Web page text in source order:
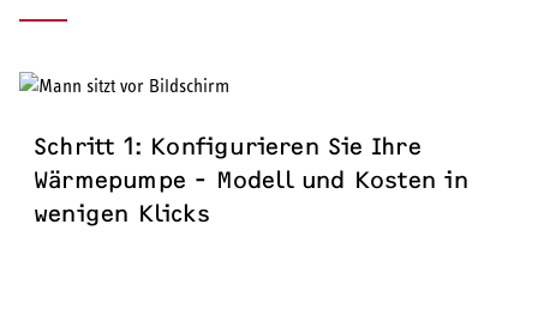
Schritt 1: Konfigurieren Sie Ihre
Wärmepumpe - Modell und Kosten in
wenigen Klicks